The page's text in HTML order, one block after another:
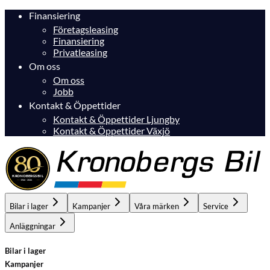
Finansiering
Företagsleasing
Finansiering
Privatleasing
Om oss
Om oss
Jobb
Kontakt & Öppettider
Kontakt & Öppettider Ljungby
Kontakt & Öppettider Växjö
Bilar i lager Kampanjer Våra märken Service
Anläggningar
Bilar i lager
Kampanjer